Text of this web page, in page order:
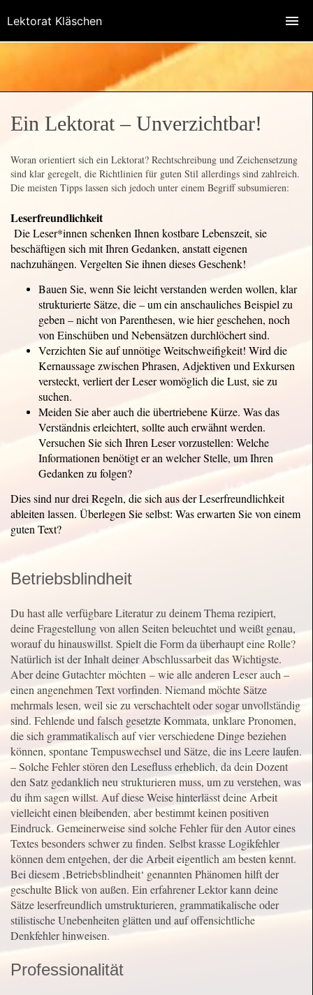
Ein Lektorat – Unverzichtbar!
Woran orientiert sich ein Lektorat? Rechtschreibung und Zeichensetzung
sind klar geregelt, die Richtlinien für guten Stil allerdings sind zahlreich.
Die meisten Tipps lassen sich jedoch unter einem Begriff subsumieren:
Leserfreundlichkeit
Die Leser*innen schenken Ihnen kostbare Lebenszeit, sie
beschäftigen sich mit Ihren Gedanken, anstatt eigenen
nachzuhängen. Vergelten Sie ihnen dieses Geschenk!
Bauen Sie, wenn Sie leicht verstanden werden wollen, klar
strukturierte Sätze, die – um ein anschauliches Beispiel zu
geben – nicht von Parenthesen, wie hier geschehen, noch
von Einschüben und Nebensätzen durchlöchert sind.
Verzichten Sie auf unnötige Weitschweifigkeit! Wird die
Kernaussage zwischen Phrasen, Adjektiven und Exkursen
versteckt, verliert der Leser womöglich die Lust, sie zu
suchen.
Meiden Sie aber auch die übertriebene Kürze. Was das
Verständnis erleichtert, sollte auch erwähnt werden.
Versuchen Sie sich Ihren Leser vorzustellen: Welche
Informationen benötigt er an welcher Stelle, um Ihren
Gedanken zu folgen?
Dies sind nur drei Regeln, die sich aus der Leserfreundlichkeit
ableiten lassen. Überlegen Sie selbst: Was erwarten Sie von einem
guten Text?
Betriebsblindheit
Du hast alle verfügbare Literatur zu deinem Thema rezipiert,
deine Fragestellung von allen Seiten beleuchtet und weißt genau,
worauf du hinauswillst. Spielt die Form da überhaupt eine Rolle?
Natürlich ist der Inhalt deiner Abschlussarbeit das Wichtigste.
Aber deine Gutachter möchten – wie alle anderen Leser auch –
einen angenehmen Text vorfinden. Niemand möchte Sätze
mehrmals lesen, weil sie zu verschachtelt oder sogar unvollständig
sind. Fehlende und falsch gesetzte Kommata, unklare Pronomen,
die sich grammatikalisch auf vier verschiedene Dinge beziehen
können, spontane Tempuswechsel und Sätze, die ins Leere laufen.
– Solche Fehler stören den Lesefluss erheblich, da dein Dozent
den Satz gedanklich neu strukturieren muss, um zu verstehen, was
du ihm sagen willst. Auf diese Weise hinterlässt deine Arbeit
vielleicht einen bleibenden, aber bestimmt keinen positiven
Eindruck. Gemeinerweise sind solche Fehler für den Autor eines
Textes besonders schwer zu finden. Selbst krasse Logikfehler
können dem entgehen, der die Arbeit eigentlich am besten kennt.
Bei diesem ‚Betriebsblindheit‘ genannten Phänomen hilft der
geschulte Blick von außen. Ein erfahrener Lektor kann deine
Sätze leserfreundlich umstrukturieren, grammatikalische oder
stilistische Unebenheiten glätten und auf offensichtliche
Denkfehler hinweisen.
Professionalität
Lektorat Kläschen